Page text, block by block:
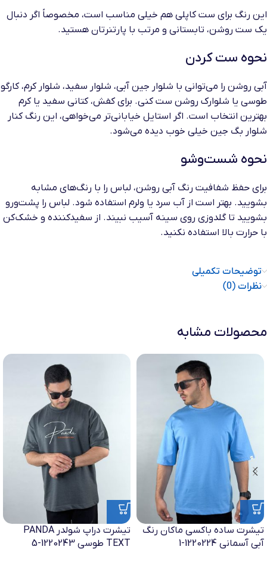
این رنگ برای ست کاپلی هم خیلی مناسب است، مخصوصاً اگر دنبال
یک ست روشن، تابستانی و مرتب با پارتنرتان هستید.
نحوه ست کردن
آبی روشن را می‌توانی با شلوار جین آبی، شلوار سفید، شلوار کرم، کارگو
طوسی یا شلوارک روشن ست کنی. برای کفش، کتانی سفید یا کرم
بهترین انتخاب است. اگر استایل خیابانی‌تر می‌خواهی، این رنگ کنار
شلوار بگ جین خیلی خوب دیده می‌شود.
نحوه شست‌وشو
برای حفظ شفافیت رنگ آبی روشن، لباس را با رنگ‌های مشابه
بشویید. بهتر است از آب سرد یا ولرم استفاده شود. لباس را پشت‌ورو
بشویید تا گلدوزی روی سینه آسیب نبیند. از سفیدکننده و خشک‌کن
با حرارت بالا استفاده نکنید.
توضیحات تکمیلی
نظرات (0)
محصولات مشابه
تیشرت ساده باکسی ماکان رنگ
آبی آسمانی 1220224-1
تیشرت دراپ شولدر PANDA
TEXT طوسی 1220243-5